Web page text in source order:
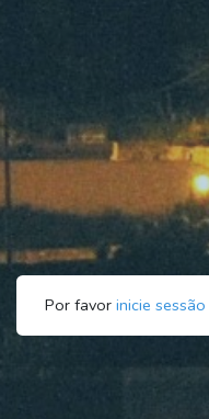
Por favor inicie sessão